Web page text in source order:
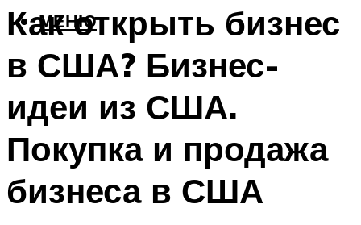
МЕНЮ
Как открыть бизнес
в США? Бизнес-
идеи из США.
Покупка и продажа
бизнеса в США